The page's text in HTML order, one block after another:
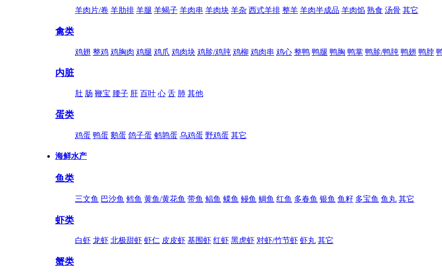
羊肉片/卷 羊肋排 羊腿 羊蝎子 羊肉串 羊肉块 羊杂 西式羊排 整羊 羊肉半成品 羊肉馅 熟食 汤骨 其它
禽类
鸡翅 整鸡 鸡胸肉 鸡腿 鸡爪 鸡肉块 鸡胗/鸡肫 鸡柳 鸡肉串 鸡心 整鸭 鸭腿 鸭胸 鸭掌 鸭胗/鸭肫 鸭翅 鸭脖
内脏
肚 肠 鞭宝 腰子 肝 百叶 心 舌 肺 其他
蛋类
鸡蛋 鸭蛋 鹅蛋 鸽子蛋 鹌鹑蛋 乌鸡蛋 野鸡蛋 其它
海鲜水产
鱼类
三文鱼 巴沙鱼 鳕鱼 黄鱼/黄花鱼 带鱼 鲳鱼 鲽鱼 鳗鱼 鲷鱼 红鱼 多春鱼 银鱼 鱼籽 多宝鱼 鱼丸 其它
虾类
白虾 龙虾 北极甜虾 虾仁 皮皮虾 基围虾 红虾 黑虎虾 对虾/竹节虾 虾丸 其它
蟹类